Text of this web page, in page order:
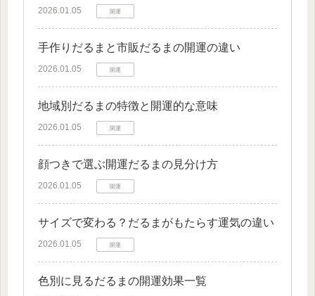
2026.01.05 開運
手作りだるまと市販だるまの開運の違い
2026.01.05 開運
地域別だるまの特徴と開運的な意味
2026.01.05 開運
顔つきで選ぶ開運だるまの見分け方
2026.01.05 開運
サイズで変わる？だるまがもたらす運気の違い
2026.01.05 開運
色別に見るだるまの開運効果一覧